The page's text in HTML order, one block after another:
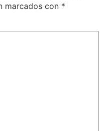
marcados con *